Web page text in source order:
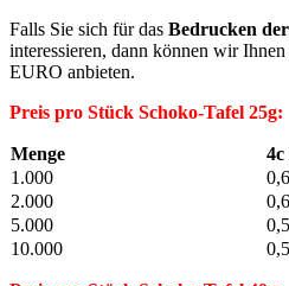
Falls Sie sich für das Bedrucken
interessieren, dann können wir
EURO anbieten.
Preis pro Stück Schoko-Tafel 25g:
Menge
4c
1.000
2.000
5.000
10.000